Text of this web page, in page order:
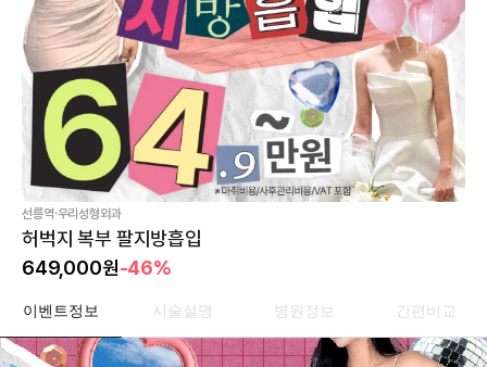
선릉역·우리성형외과
허벅지 복부 팔지방흡입
649,000원-46%
이벤트정보 시술설명 병원정보 간편비교